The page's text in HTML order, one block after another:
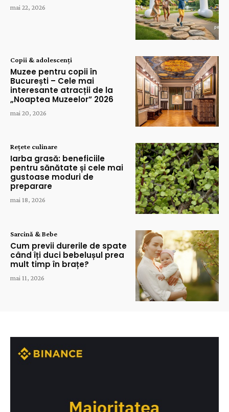
mai 22, 2026
Copii & adolescenți
Muzee pentru copii în
București – Cele mai
interesante atracții de la
„Noaptea Muzeelor” 2026
mai 20, 2026
Rețete culinare
Iarba grasă: beneficiile
pentru sănătate și cele mai
gustoase moduri de
preparare
mai 18, 2026
Sarcină & Bebe
Cum previi durerile de spate
când îți duci bebelușul prea
mult timp în brațe?
mai 11, 2026